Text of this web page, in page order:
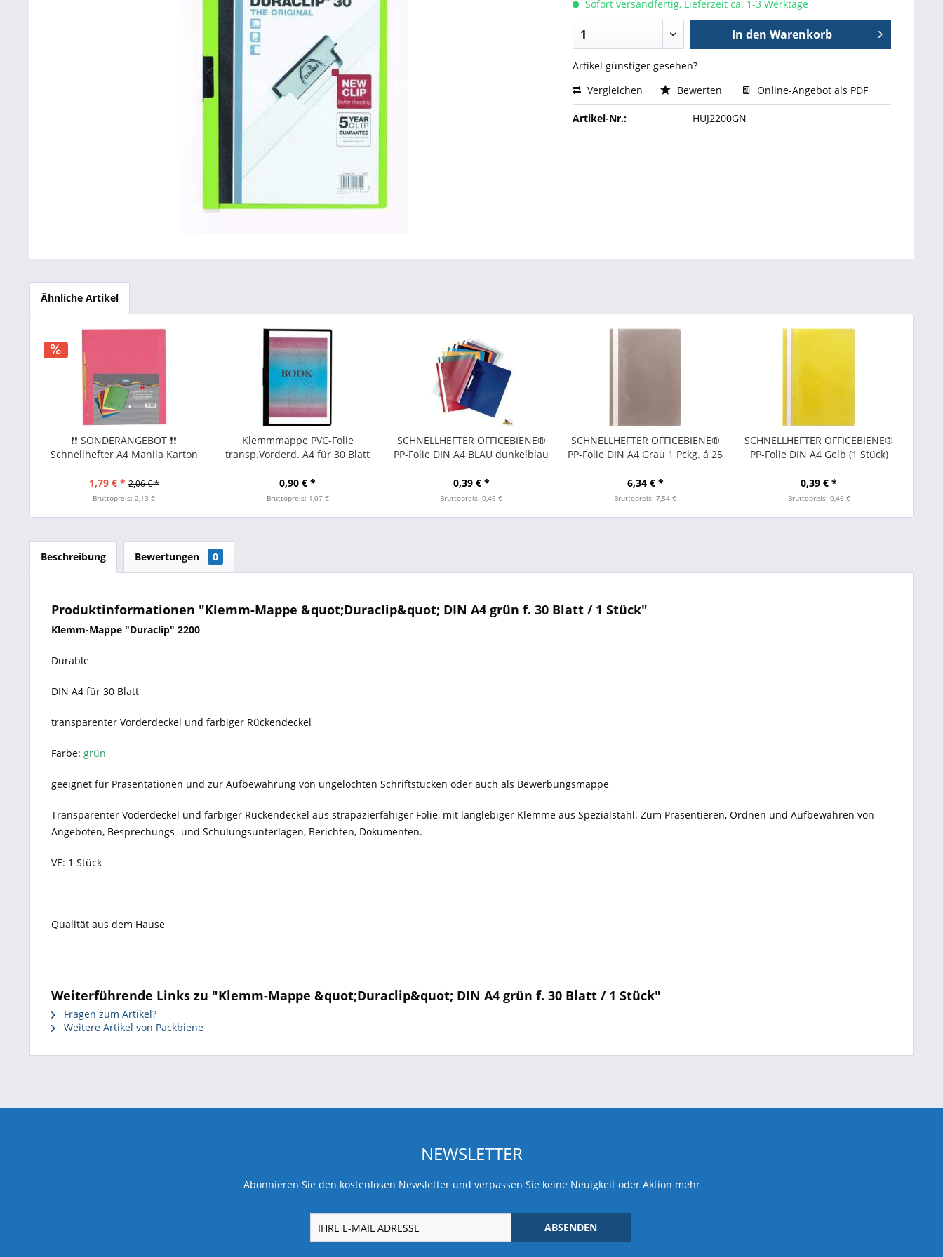
Betriebsausstattung & Lagerausstattung
Tragetaschen & Geschenkverpackungen
Sofort versandfertig, Lieferzeit ca. 1-3 Werktage
In den Warenkorb
Artikel günstiger gesehen?
Vergleichen
Bewerten Online-Angebot als PDF
Artikel-Nr.: HUJ2200GN
Ähnliche Artikel
❗❗ SONDERANGEBOT ❗❗
Schnellhefter A4 Manila Karton
Toppoint 5erPack
1,79 € * 2,06 € *
Bruttopreis: 2,13 €
Klemmmappe PVC-Folie
transp.Vorderd. A4 für 30 Blatt
0,90 € *
Bruttopreis: 1,07 €
SCHNELLHEFTER OFFICEBIENE®
PP-Folie DIN A4 BLAU dunkelblau
0,39 € *
Bruttopreis: 0,46 €
SCHNELLHEFTER OFFICEBIENE®
PP-Folie DIN A4 Grau 1 Pckg. á 25
6,34 € *
Bruttopreis: 7,54 €
SCHNELLHEFTER OFFICEBIENE®
PP-Folie DIN A4 Gelb (1 Stück)
0,39 € *
Bruttopreis: 0,46 €
Beschreibung Bewertungen 0
Produktinformationen "Klemm-Mappe &quot;Duraclip&quot; DIN A4 grün f. 30 Blatt / 1 Stück"
Klemm-Mappe "Duraclip" 2200
Durable
DIN A4 für 30 Blatt
transparenter Vorderdeckel und farbiger Rückendeckel
Farbe: grün
geeignet für Präsentationen und zur Aufbewahrung von ungelochten Schriftstücken oder auch als Bewerbungsmappe
Transparenter Voderdeckel und farbiger Rückendeckel aus strapazierfähiger Folie, mit langlebiger Klemme aus Spezialstahl. Zum Präsentieren, Ordnen und Aufbewahren von
Angeboten, Besprechungs- und Schulungsunterlagen, Berichten, Dokumenten.
VE: 1 Stück
Qualität aus dem Hause
Weiterführende Links zu "Klemm-Mappe &quot;Duraclip&quot; DIN A4 grün f. 30 Blatt / 1 Stück"
Fragen zum Artikel?
Weitere Artikel von Packbiene
NEWSLETTER
Abonnieren Sie den kostenlosen Newsletter und verpassen Sie keine Neuigkeit oder Aktion mehr
ABSENDEN